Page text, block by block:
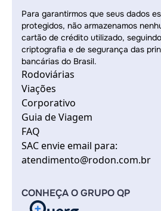
Para garantirmos que seus dados
protegidos, não armazenamos
cartão de crédito utilizado,
criptografia e de segurança das
bancárias do Brasil.
Rodoviárias
Viações
Corporativo
Guia de Viagem
FAQ
SAC envie email para:
atendimento@rodon.com.br
CONHEÇA O GRUPO QP